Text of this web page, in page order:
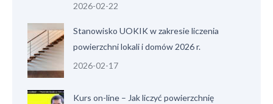
2026-02-22
Stanowisko UOKIK w zakresie liczenia
powierzchni lokali i domów 2026 r.
2026-02-17
Kurs on-line – Jak liczyć powierzchnię